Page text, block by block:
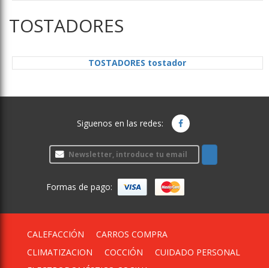
TOSTADORES
TOSTADORES tostador
Siguenos en las redes:
Formas de pago:
CALEFACCIÓN
CARROS COMPRA
CLIMATIZACION
COCCIÓN
CUIDADO PERSONAL